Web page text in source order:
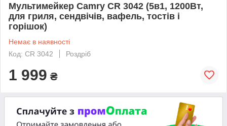
Мультимейкер Camry CR 3042 (5в1, 1200Вт,
для гриля, сендвічів, вафель, тостів і
горішок)
Немає в наявності
Код: CR 3042
Роздріб
1 999 ₴